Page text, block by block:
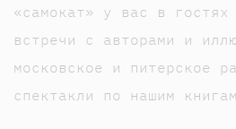
«самокат» у вас в гостях
встречи с авторами и
московское и питерское
спектакли по нашим книгам